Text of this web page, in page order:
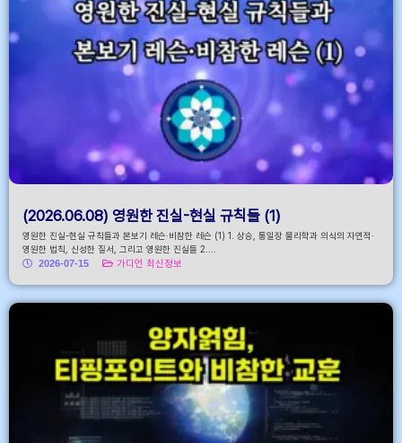
(2026.06.08) 영원한 진실-현실 규칙들 (1)
영원한 진실-현실 규칙들과 본보기 레슨·비참한 레슨 (1) 1. 상승, 통일장 물리학과 의식의 자연적·
영원한 법칙, 신성한 질서, 그리고 영원한 진실들 2....
2026-07-15
가디언 최신정보